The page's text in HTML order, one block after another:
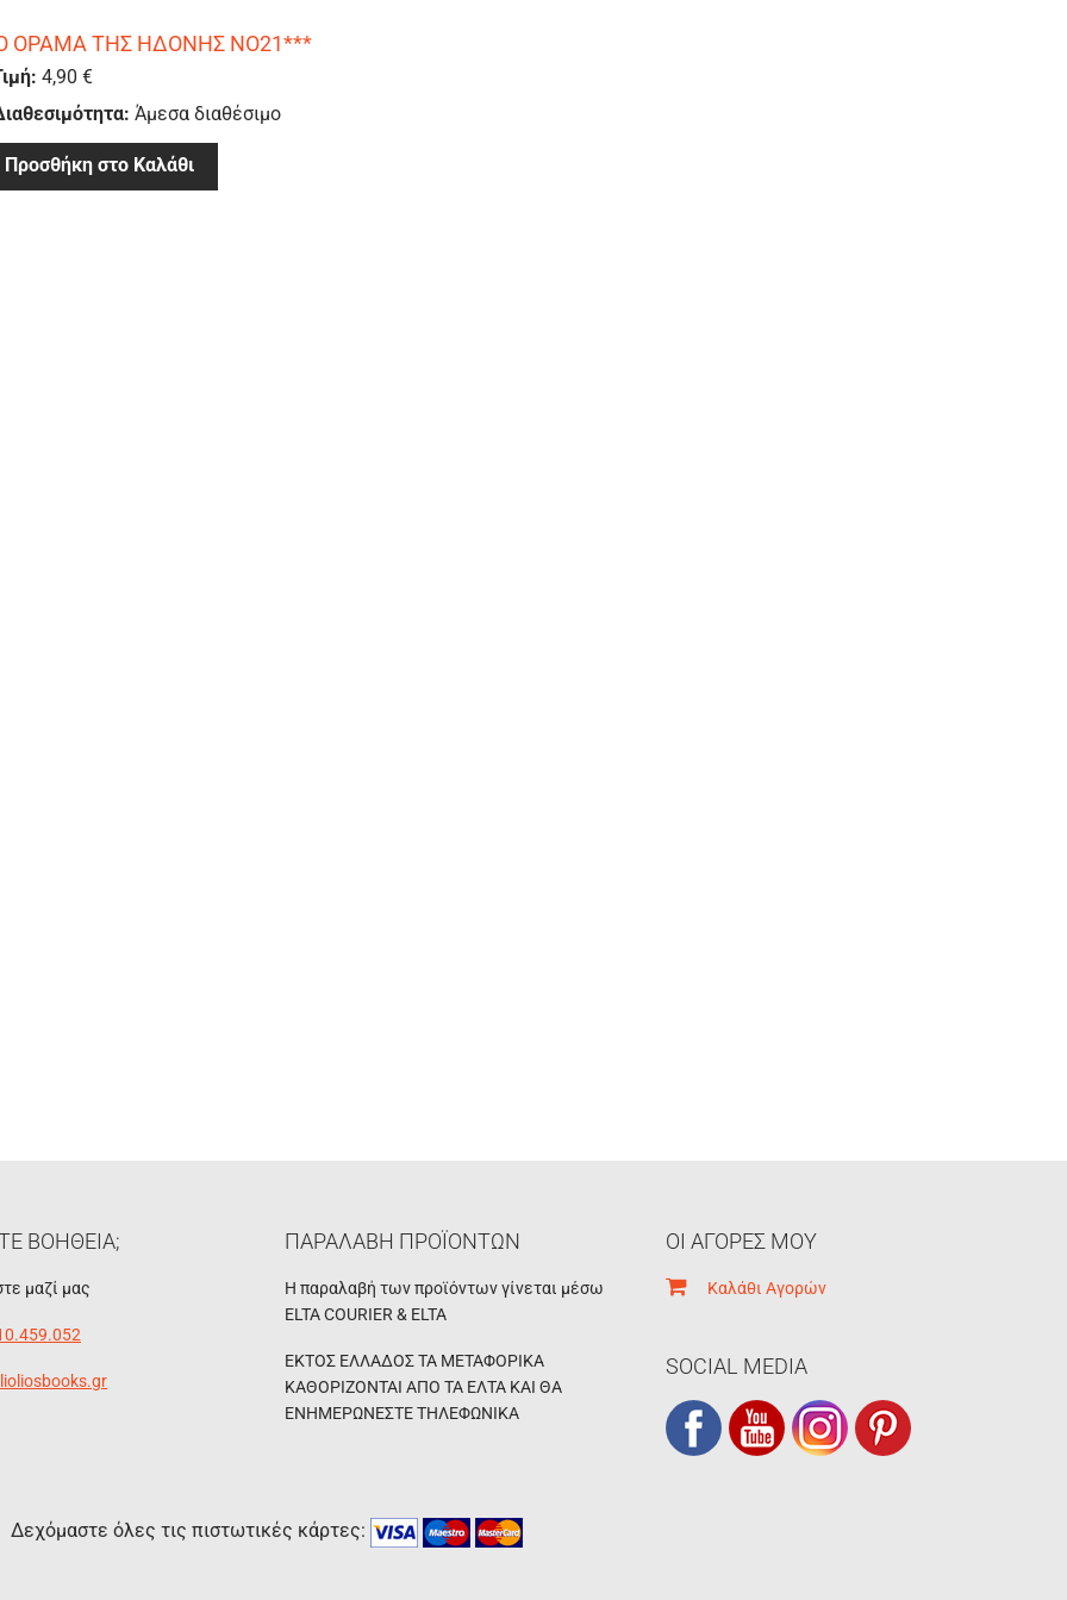
ΟΡΑΜΑ ΤΗΣ ΗΔΟΝΗΣ ΝΟ21***
4,90 €
Άμεσα διαθέσιμο
Προσθήκη στο Καλάθι
ΒΟΗΘΕΙΑ;
μαζί μας
ΠΑΡΑΛΑΒΗ ΠΡΟΪΟΝΤΩΝ
Η παραλαβή των προϊόντων γίνεται μέσω
ELTA COURIER & ELTA
ΕΚΤΟΣ ΕΛΛΑΔΟΣ ΤΑ ΜΕΤΑΦΟΡΙΚΑ
ΚΑΘΟΡΙΖΟΝΤΑΙ ΑΠΟ ΤΑ ΕΛΤΑ ΚΑΙ ΘΑ
ΕΝΗΜΕΡΩΝΕΣΤΕ ΤΗΛΕΦΩΝΙΚΑ
ΟΙ ΑΓΟΡΕΣ ΜΟΥ
Καλάθι Αγορών
SOCIAL MEDIA
Δεχόμαστε όλες τις πιστωτικές κάρτες: